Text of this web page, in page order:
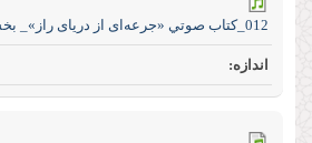
012_كتاب صوتي «جرعه‌ای از دریای راز»_ بخش نخست، گفتار نهم